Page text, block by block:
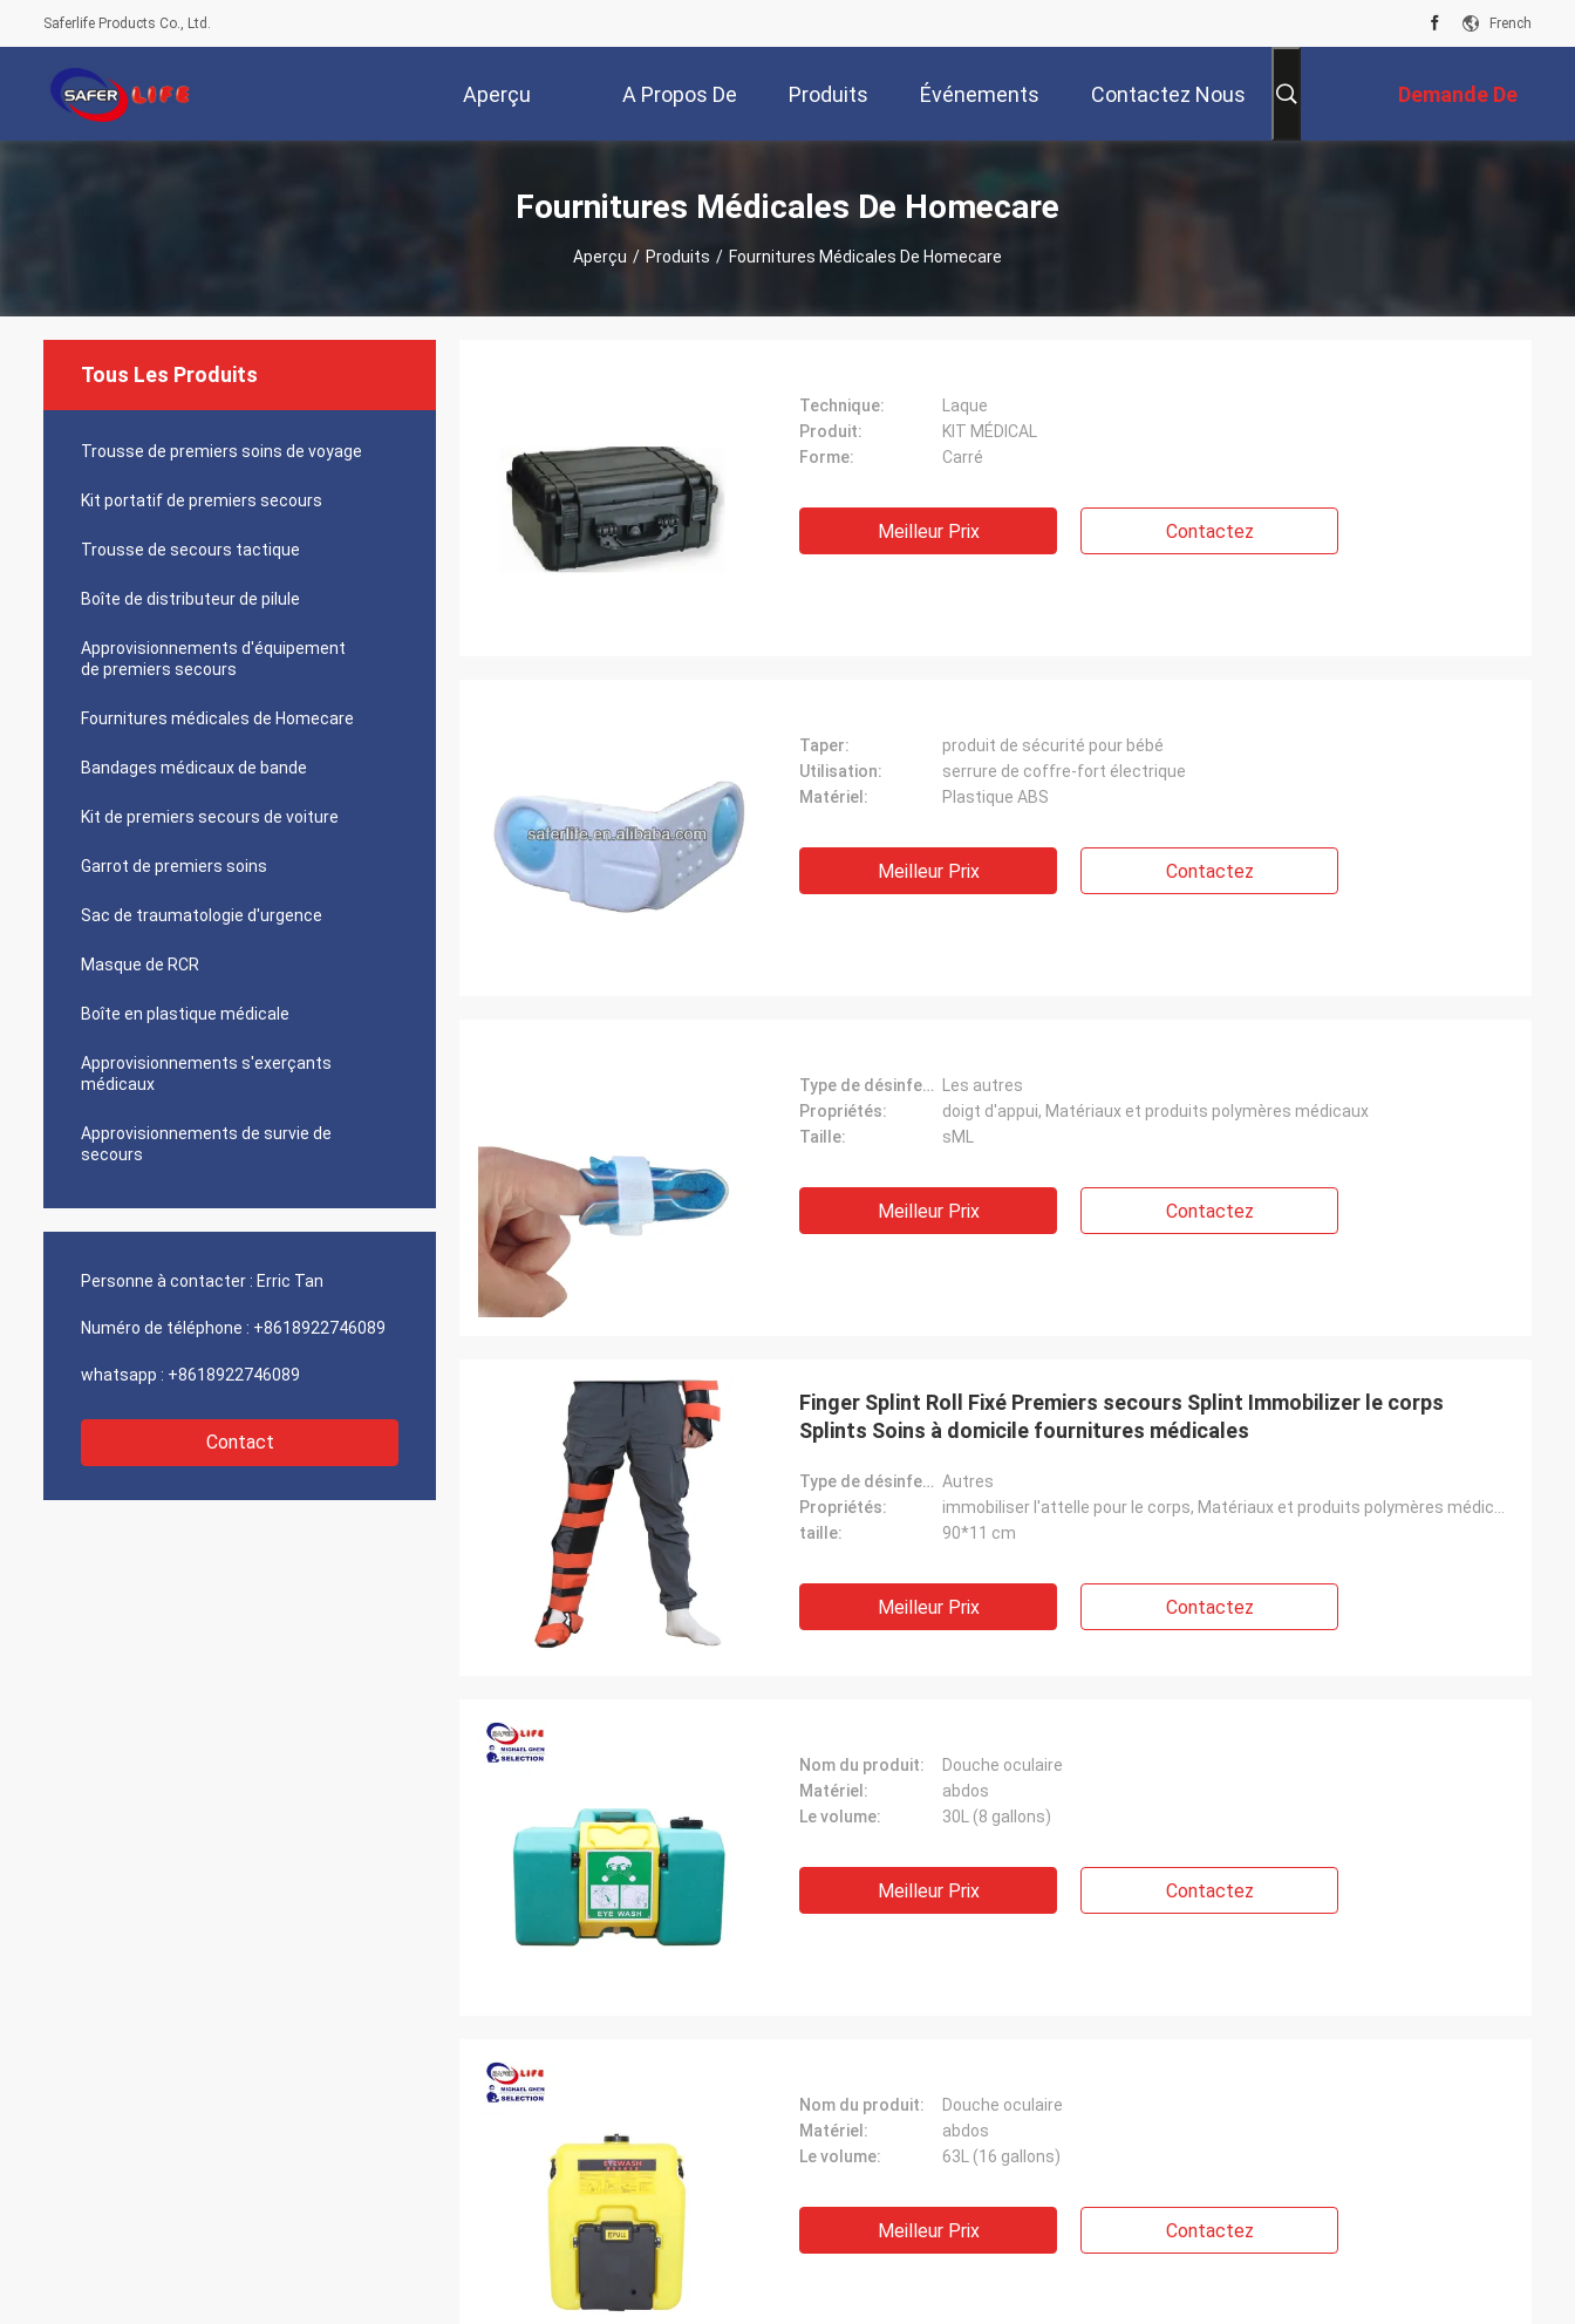
Saferlife Products Co., Ltd. French
Aperçu A Propos De
Nous
Produits Événements Contactez Nous Demande De
Soumission
Fournitures Médicales De Homecare
Aperçu / Produits / Fournitures Médicales De Homecare
Tous Les Produits
Trousse de premiers soins de voyage
Kit portatif de premiers secours
Trousse de secours tactique
Boîte de distributeur de pilule
Approvisionnements d'équipement
de premiers secours
Fournitures médicales de Homecare
Bandages médicaux de bande
Kit de premiers secours de voiture
Garrot de premiers soins
Sac de traumatologie d'urgence
Masque de RCR
Boîte en plastique médicale
Approvisionnements s'exerçants
médicaux
Approvisionnements de survie de
secours
Personne à contacter : Erric Tan
Numéro de téléphone : +8618922746089
whatsapp : +8618922746089
Contact
Technique:
Laque
Produit:
KIT MÉDICAL
Forme:
Carré
Meilleur Prix Contactez
Taper:
produit de sécurité pour bébé
Utilisation:
serrure de coffre-fort électrique
Matériel:
Plastique ABS
Meilleur Prix Contactez
Type de désinfection:
Les autres
Propriétés:
doigt d'appui, Matériaux et produits polymères médicaux
Taille:
sML
Meilleur Prix Contactez
Finger Splint Roll Fixé Premiers secours Splint Immobilizer le corps
Splints Soins à domicile fournitures médicales
Type de désinfection: Autres
Propriétés:
taille:
90*11 cm
Meilleur Prix Contactez
Nom du produit:
Douche oculaire
Matériel:
abdos
Le volume:
30L (8 gallons)
Meilleur Prix Contactez
Nom du produit:
Douche oculaire
Matériel:
abdos
Le volume:
63L (16 gallons)
Meilleur Prix Contactez